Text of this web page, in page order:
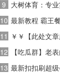
9 大树体育：专
10 最新教程 霸王餐
11 ￥￥【此处文
12
【吃瓜群】老表
13 最新扣扣刷超